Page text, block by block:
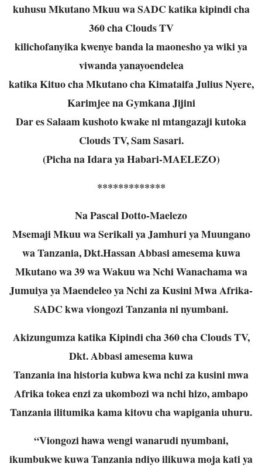
kuhusu Mkutano Mkuu wa SADC katika kipindi cha
360 cha Clouds TV
kilichofanyika kwenye banda la maonesho ya wiki ya
viwanda yanayoendelea
katika Kituo cha Mkutano cha Kimataifa Julius Nyere,
Karimjee na Gymkana Jijini
Dar es Salaam kushoto kwake ni mtangazaji kutoka
Clouds TV, Sam Sasari.
(Picha na Idara ya Habari-MAELEZO)
*************
Na Pascal Dotto-Maelezo
Msemaji Mkuu wa Serikali ya Jamhuri ya Muungano
wa Tanzania, Dkt.Hassan Abbasiamesema kuwa
Mkutano wa 39 wa Wakuu wa Nchi Wanachama wa
Jumuiya yaMaendeleo ya Nchi za Kusini Mwa Afrika-
SADC kwa viongozi Tanzania ni nyumbani.
Akizungumza katika Kipindi cha 360 cha Clouds TV,
Dkt. Abbasi amesema kuwa
Tanzania ina historia kubwa kwa nchi za kusini mwa
Afrika tokea enzi za ukombozi wanchi hizo, ambapo
Tanzania ilitumika kama kitovu cha wapigania uhuru.
“Viongozi hawa wengi wanarudi nyumbani,
ikumbukwe kuwa Tanzania ndiyo ilikuwamoja kati ya